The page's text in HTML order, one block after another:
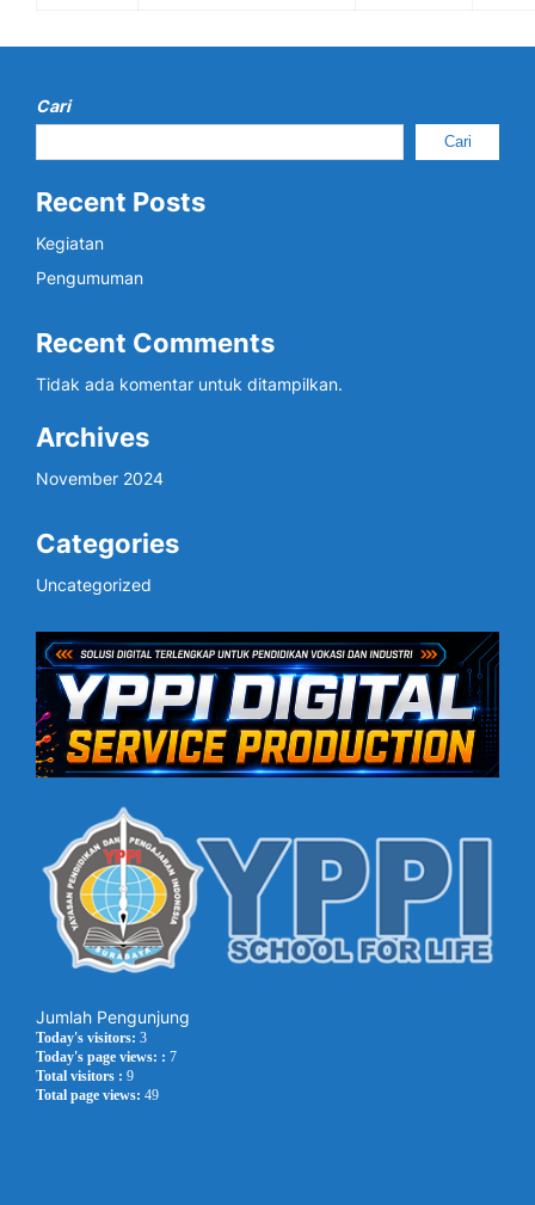
Cari
Cari
Recent Posts
Kegiatan
Pengumuman
Recent Comments
Tidak ada komentar untuk ditampilkan.
Archives
November 2024
Categories
Uncategorized
Jumlah Pengunjung
Today's visitors: 3
Today's page views: : 7
Total visitors : 9
Total page views: 49